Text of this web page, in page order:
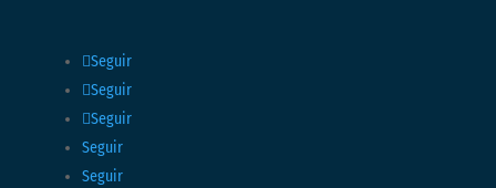
Seguir
Seguir
Seguir
Seguir
Seguir